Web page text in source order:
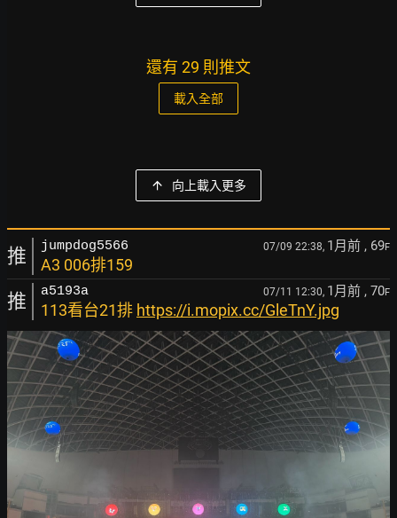
還有 29 則推文
載入全部
向上載入更多
推 jumpdog5566 07/09 22:38, 1月前 , 69F
A3 006排159
推 a5193a 07/11 12:30, 1月前 , 70F
113看台21排 https://i.mopix.cc/GleTnY.jpg